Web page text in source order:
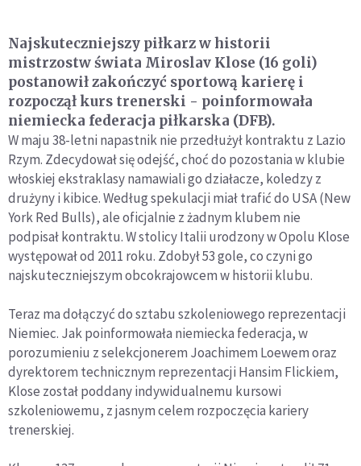
Najskuteczniejszy piłkarz w historii
mistrzostw świata Miroslav Klose (16 goli)
postanowił zakończyć sportową karierę i
rozpoczął kurs trenerski - poinformowała
niemiecka federacja piłkarska (DFB).
W maju 38-letni napastnik nie przedłużył kontraktu z Lazio
Rzym. Zdecydował się odejść, choć do pozostania w klubie
włoskiej ekstraklasy namawiali go działacze, koledzy z
drużyny i kibice. Według spekulacji miał trafić do USA (New
York Red Bulls), ale oficjalnie z żadnym klubem nie
podpisał kontraktu. W stolicy Italii urodzony w Opolu Klose
występował od 2011 roku. Zdobył 53 gole, co czyni go
najskuteczniejszym obcokrajowcem w historii klubu.
Teraz ma dołączyć do sztabu szkoleniowego reprezentacji
Niemiec. Jak poinformowała niemiecka federacja, w
porozumieniu z selekcjonerem Joachimem Loewem oraz
dyrektorem technicznym reprezentacji Hansim Flickiem,
Klose został poddany indywidualnemu kursowi
szkoleniowemu, z jasnym celem rozpoczęcia kariery
trenerskiej.